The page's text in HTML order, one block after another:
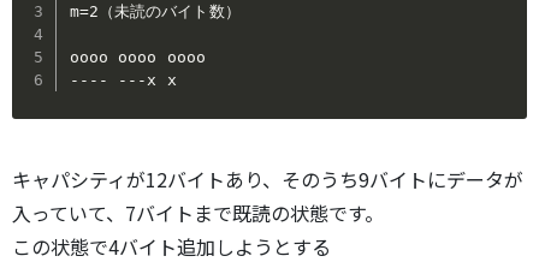
m=2（未読のバイト数）
oooo oooo oooo
---- ---x x
キャパシティが12バイトあり、そのうち9バイトにデータが
入っていて、7バイトまで既読の状態です。
この状態で4バイト追加しようとする